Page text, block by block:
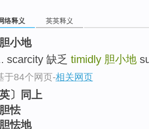
络释义 英英释义
胆小地
scarcity 缺乏 timidly 胆小地
于84个网页-相关网页
〕同上
胆怯
胆怯地